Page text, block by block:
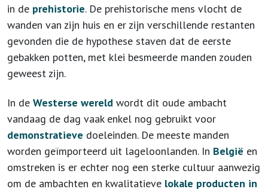
in de prehistorie. De prehistorische mens vlocht de
wanden van zijn huis en er zijn verschillende restanten
gevonden die de hypothese staven dat de eerste
gebakken potten, met klei besmeerde manden zouden
geweest zijn.
In de Westerse wereld wordt dit oude ambacht
vandaag de dag vaak enkel nog gebruikt voor
demonstratieve doeleinden. De meeste manden
worden geïmporteerd uit lageloonlanden. In België en
omstreken is er echter nog een sterke cultuur aanwezig
om de ambachten en kwalitatieve lokale producten in